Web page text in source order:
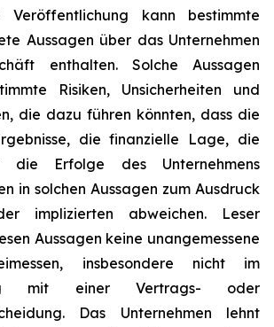
kann bestimmte
Aussagen über das Unternehmen
enthalten. Solche Aussagen
Risiken, Unsicherheiten und
die dazu führen könnten, dass die
die finanzielle Lage, die
die Erfolge des Unternehmens
in solchen Aussagen zum Ausdruck
implizierten abweichen. Leser
Aussagen keine unangemessene
insbesondere nicht im
mit einer Vertrags- oder
Das Unternehmen lehnt